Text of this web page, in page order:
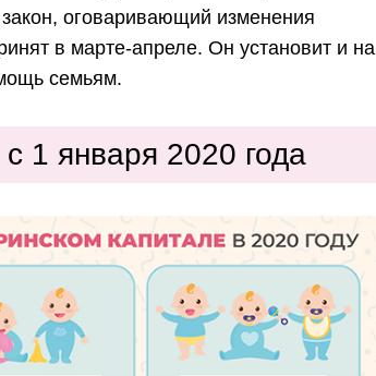
оговаривающий изменения
в марте-апреле. Он установит и на
семьям.
1 января 2020 года